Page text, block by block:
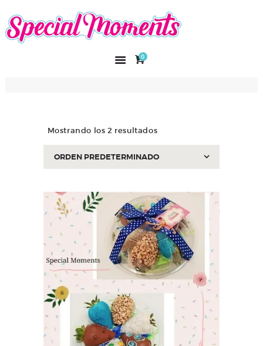
0
SPECIAL MOMENTS
El amor hecho arte
Mostrando los 2 resultados